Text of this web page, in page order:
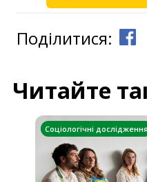
Поділитися:
Читайте
Соціологічні дослідження